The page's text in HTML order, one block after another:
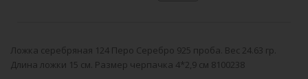
Ложка серебряная 124 Перо Серебро 925 проба. Вес 24.63 гр.
Длина ложки 15 см. Размер черпачка 4*2,9 см 8100238